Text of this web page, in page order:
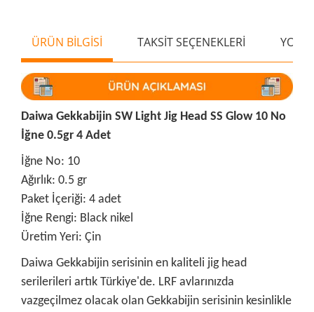
ÜRÜN BİLGİSİ TAKSİT SEÇENEKLERİ
Daiwa Gekkabijin SW Light Jig Head SS Glow 10 No
İğne 0.5gr 4 Adet
İğne No: 10
Ağırlık: 0.5 gr
Paket İçeriği: 4 adet
İğne Rengi: Black nikel
Üretim Yeri: Çin
Daiwa Gekkabijin serisinin en kaliteli jig head
serilerileri artık Türkiye'de. LRF avlarınızda
vazgeçilmez olacak olan Gekkabijin serisinin kesinlikle